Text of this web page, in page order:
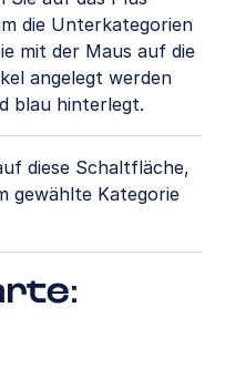
die Unterkategorien
mit der Maus auf die
angelegt werden
blau hinterlegt.
diese Schaltfläche,
gewählte Kategorie